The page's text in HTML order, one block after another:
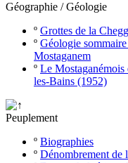
Géographie / Géologie
º Grottes de la
º Géologie
Mostaganem
º Le
les-Bains (1952)
Peuplement
º Biographies
º Dénombrement de